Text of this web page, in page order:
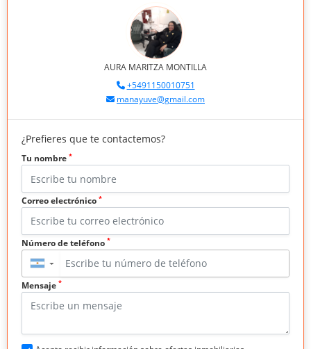
AURA MARITZA MONTILLA
+5491150010751
manayuve@gmail.com
¿Prefieres que te contactemos?
Tu nombre *
Correo electrónico *
Número de teléfono *
▼
Mensaje *